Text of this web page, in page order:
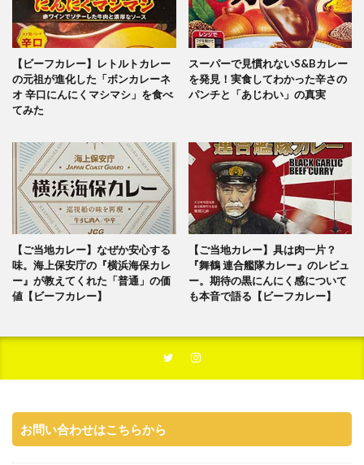
【ビーフカレー】レトルトカレー
の元祖が進化した「ボンカレーネ
オ 辛口にんにくマシマシ」を食べ
てみた
スーパーで見慣れないS&Bカレー
を発見！実食してわかった辛さの
パンチと「あじわい」の真実
【ご当地カレー】なぜか安心する
味。海上保安庁の『横浜海保カレ
ー』が教えてくれた「普通」の価
値【ビーフカレー】
【ご当地カレー】具は肉一片？
『舞鶴 連合艦隊カレー』のレビュ
ー。期待の黒にんにく感について
も本音で語る【ビーフカレー】
お問い合わせはこちらから